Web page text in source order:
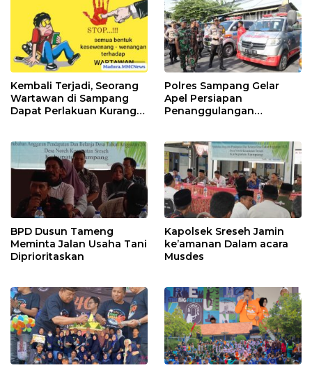
Kembali Terjadi, Seorang
Wartawan di Sampang
Dapat Perlakuan Kurang
Polres Sampang Gelar
Apel Persiapan
Penanggulangan
BPD Dusun Tameng
Meminta Jalan Usaha Tani
Diprioritaskan
Kapolsek Sreseh Jamin
ke’amanan Dalam acara
Musdes